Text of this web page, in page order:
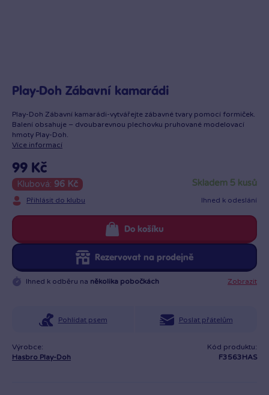
Play-Doh Zábavní kamarádi
Play-Doh Zábavní kamarádi-vytvářejte zábavné tvary pomocí formiček.
Balení obsahuje – dvoubarevnou plechovku pruhované modelovací
hmoty Play-Doh.
Více informací
99 Kč
Klubová: 96 Kč
Přihlásit do klubu
skladem 5 kusů
Ihned k odeslání
Rezervovat na prodejně
Do košíku
Ihned k odběru na několika pobočkách Zobrazit
Pohlídat psem Poslat přátelům
Výrobce:
Hasbro Play-Doh
Kód produktu:
F3563HAS